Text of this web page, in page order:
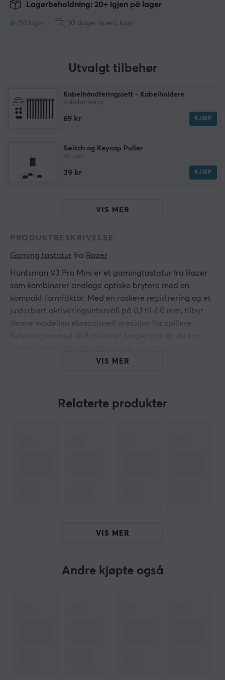
På lager
Lagerbeholdning: 20+ igjen på lager
30 dager åpent kjøp
Utvalgt tilbehør
Kabelhåndteringssett - Kabelholdere
Kabelsortering
69 kr KJØP
Switch og Keycap Puller
Verktøy
39 kr KJØP
VIS MER
PRODUKTBESKRIVELSE
Gaming tastatur fra Razer
Huntsman V3 Pro Mini er et gamingtastatur fra Razer
som kombinerer analoge optiske brytere med en
kompakt formfaktor. Med en raskere registrering og et
justerbart aktiveringsintervall på 0,1 til 4,0 mm, tilbyr
denne modellen eksepsjonell presisjon for spillere.
tastetrykk. Det har en USB-tilkobling og støtter N-key
rollover samt anti-ghosting, noe som innebærer at flere
tilpasningsmulighet
VIS MER
Relaterte produkter
VIS MER
Andre kjøpte også